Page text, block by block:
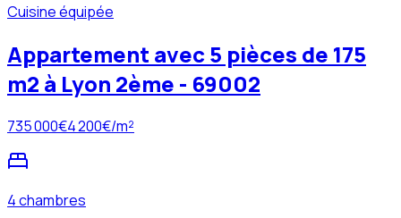
Cuisine équipée
Appartement avec 5 pièces de 175
m2 à Lyon 2ème - 69002
735 000€4 200€/m²
4 chambres